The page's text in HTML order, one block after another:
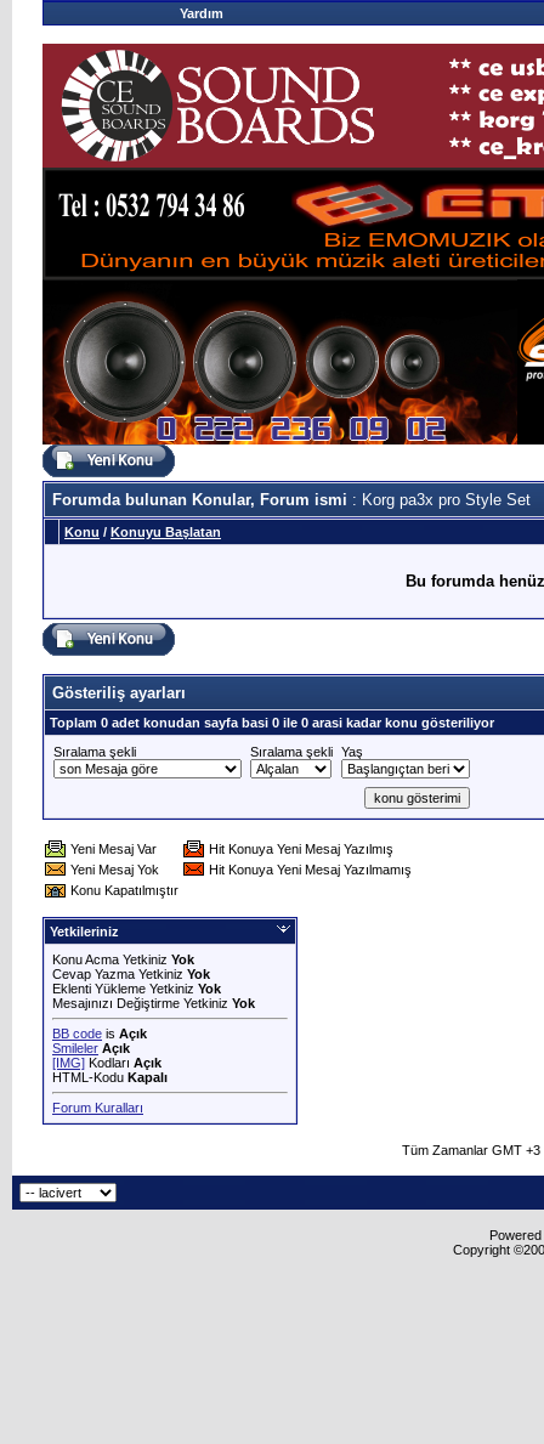
Yardım
Forumda bulunan Konular, Forum ismi : Korg pa3x pro Style Set
Konu / Konuyu Başlatan
Bu forumda
Gösteriliş ayarları
Toplam 0 adet konudan sayfa basi 0 ile 0 arasi kadar konu gösteriliyor
Sıralama şekli
Sıralama şekli Yaş
Yeni Mesaj Var
Hit Konuya Yeni Mesaj Yazılmış
Yeni Mesaj Yok
Hit Konuya Yeni Mesaj Yazılmamış
Konu Kapatılmıştır
Yetkileriniz
Konu Acma Yetkiniz Yok
Cevap Yazma Yetkiniz Yok
Eklenti Yükleme Yetkiniz Yok
Mesajınızı Değiştirme Yetkiniz Yok
BB code is Açık
Smileler Açık
[IMG] Kodları Açık
HTML-Kodu Kapalı
Forum Kuralları
Tüm Zamanlar GMT
Copyright